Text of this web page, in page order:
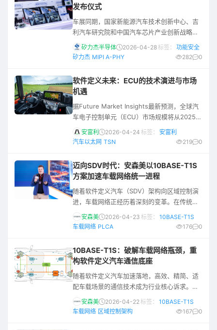
性的核心元器件。本文将为您介绍车载电子的
需求与连接器的重要性，以及由Samtec所推出
的汽车互连解决方案。 汽车电子设
发布仪式
车展同期，国家新能源汽车技术创新中心、吉
利汽车研究院和中国汽车芯片产业创新战略联
盟联手国内数十家芯片企业、高校以及汽车设
备制造厂商发布了《车载SerDes技术发展白皮
单位，积极参与了这一白皮书的编撰和推广工
作。 一 车载SerDes的应用 车载 SerDes（串
行器 / 解串器）是智能汽车高速数据传输的核
心芯片，
矽力杰半导体 2026-04-28标签：
功能安全
矽力杰 MIPI A-PHY 282 0
软件定义未来：ECU的技术演进与市场
机遇
据Future Market Insights最新预测，全球汽
车电子控制单元（ECU）市场规模将从2025年
的690亿美元增长至2035年的超过1200亿美
元，年复合增长率达5.7%。这一增长背后，是
成： 架构的范式转移 过去四十年来，汽车电子
系统经历了从简单到复杂的巨大演变。自20世
纪70年代引入ECU优化引擎管理
安富利 2026-04-24 标签：
安富利
汽车以太网 TSN 219 0
迈向SDV时代：安森美以10BASE-T1S
方案加速车载网络统一进程
随着软件定义汽车（SDV）架构向区域控制演
进，车载网络正经历着深刻的变革。在传统架
构中，车辆需搭载近百个独立的电子控制单元
（ECU），导致复杂的线束既沉重又难以部
雷达与先进驾驶辅助系统（ADAS）等高带宽
需求 。 为了在物理受限的车载环境中实现协议
统一并降低系统复杂度，10BASE-T1S技术应
运而生。10BASE-
安森美 2026-04-23 标签：
10BASE-T1S
车载网络 PLCA 176 0
10BASE-T1S：破解车载网络瓶颈，重
构软件定义汽车通信底座
随着软件定义汽车加速落地，高效、精简、适
配车载场景的通信技术成为行业核心诉求。
10BASE-T1S 作为专为车载与工业场景打造的
以太网技术，为破解车载网络瓶颈统一提供了
安森美 2026-04-22 标签：
10BASE-T1S
车载网络 区域控制架构 167 0